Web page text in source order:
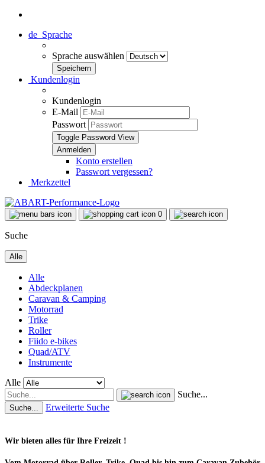
de Sprache
Sprache auswählen
Kundenlogin
Kundenlogin
E-Mail
Passwort
Toggle Password View
Konto erstellen
Passwort vergessen?
Merkzettel
0
Suche
Alle
Alle
Abdeckplanen
Caravan & Camping
Motorrad
Trike
Roller
Fiido e-bikes
Quad/ATV
Instrumente
Alle
Suche...
Suche... Erweiterte Suche
Wir bieten alles für Ihre Freizeit !